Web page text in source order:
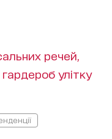
речей,
улітку